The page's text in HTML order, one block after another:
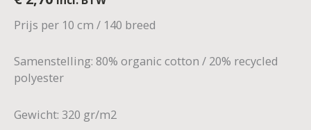
Prijs per 10 cm / 140 breed
Samenstelling: 80% organic cotton / 20% recycled
polyester
Gewicht: 320 gr/m2